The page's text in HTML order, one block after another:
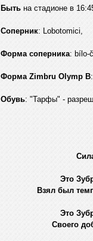
Быть на стадионе в
Соперник: Lobotomici,
Форма соперника: bílo-
Форма Zimbru Olymp B
Обувь: "Тарфы" -
Это
Взял был
Это
Своего